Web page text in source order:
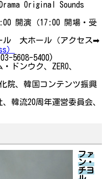
Original Sounds
開演（17:00 開場・受
ル 大ホール（アクセス➡
）
5608-5400)
ドンウク、ZERO、
院、韓国コンテンツ振興
韓流20周年運営委員会、
ファ
ン・
チヨ